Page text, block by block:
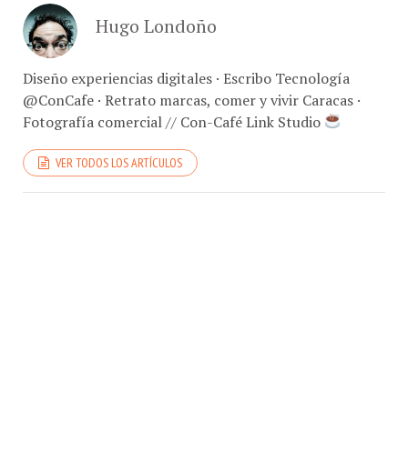
Hugo Londoño
@ConCafe · Retrato marcas, comer y vivir Caracas ·
Fotografía comercial // Con-Café Link Studio
VER TODOS LOS ARTÍCULOS